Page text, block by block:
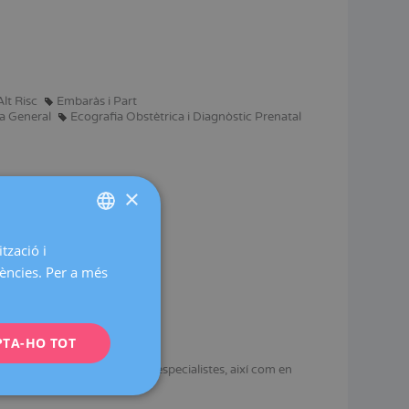
Risc
Embaràs i Part
General Ecografia Obstètrica i Diagnòstic Prenatal
en la formació de nous especialistes, així com en
CATALÀ
FRENCH
×
i
Per a més
HO TOT